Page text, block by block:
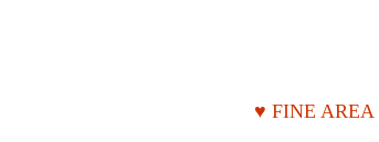
♥ FINE